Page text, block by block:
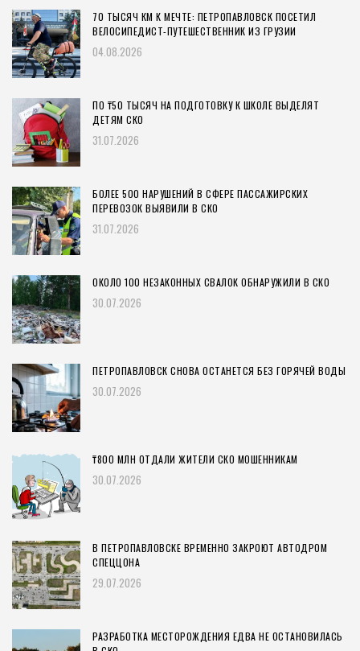
70 ТЫСЯЧ КМ К МЕЧТЕ: ПЕТРОПАВЛОВСК ПОСЕТИЛ
ВЕЛОСИПЕДИСТ-ПУТЕШЕСТВЕННИК ИЗ ГРУЗИИ
04.08.2026
ПО ₸50 ТЫСЯЧ НА ПОДГОТОВКУ К ШКОЛЕ ВЫДЕЛЯТ
ДЕТЯМ СКО
31.07.2026
БОЛЕЕ 500 НАРУШЕНИЙ В СФЕРЕ ПАССАЖИРСКИХ
ПЕРЕВОЗОК ВЫЯВИЛИ В СКО
31.07.2026
ОКОЛО 100 НЕЗАКОННЫХ СВАЛОК ОБНАРУЖИЛИ В СКО
30.07.2026
ПЕТРОПАВЛОВСК СНОВА ОСТАНЕТСЯ БЕЗ ГОРЯЧЕЙ ВОДЫ
30.07.2026
₸800 МЛН ОТДАЛИ ЖИТЕЛИ СКО МОШЕННИКАМ
30.07.2026
В ПЕТРОПАВЛОВСКЕ ВРЕМЕННО ЗАКРОЮТ АВТОДРОМ
СПЕЦЦОНА
29.07.2026
РАЗРАБОТКА МЕСТОРОЖДЕНИЯ ЕДВА НЕ ОСТАНОВИЛАСЬ